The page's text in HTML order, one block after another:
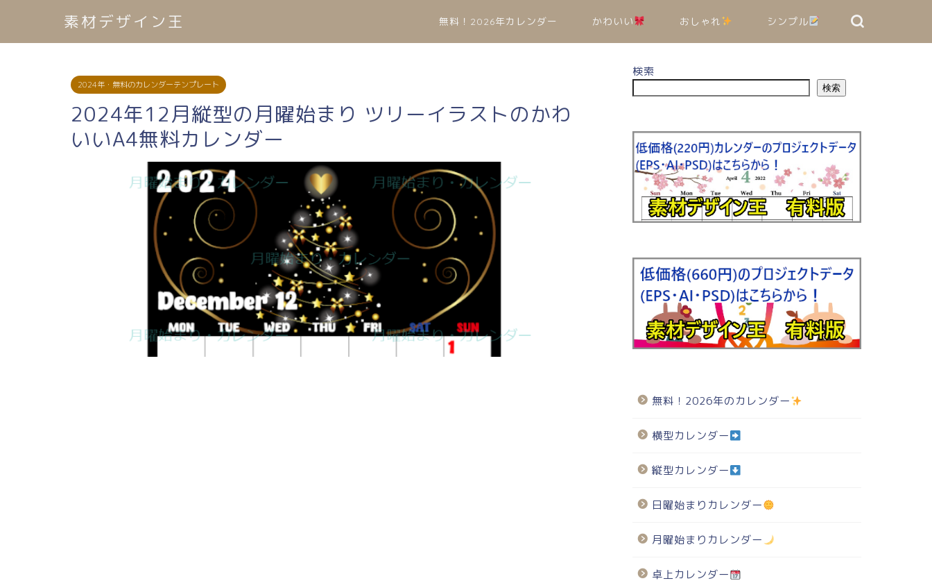
素材デザイン王 無料！2026年カレンダー かわいい おしゃれ シンプル
2024年・無料のカレンダーテンプレート
2024年12月縦型の月曜始まり ツリーイラストのかわ
いいA4無料カレンダー
検索
検索
無料！2026年のカレンダー
横型カレンダー
縦型カレンダー
日曜始まりカレンダー
月曜始まりカレンダー
卓上カレンダー